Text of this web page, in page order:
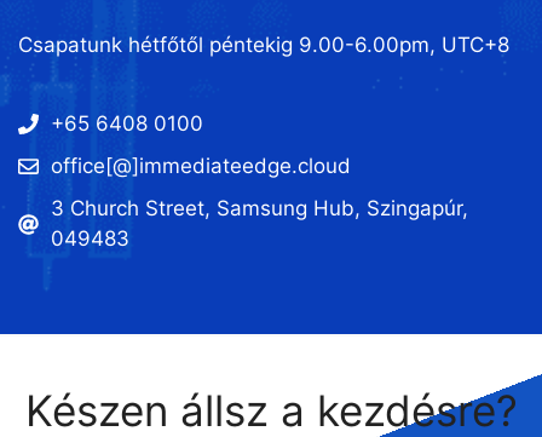
Csapatunk hétfőtől péntekig 9.00-6.00pm, UTC+8
+65 6408 0100
office[@]immediateedge.cloud
3 Church Street, Samsung Hub, Szingapúr,
049483
Készen állsz a kezdésre?